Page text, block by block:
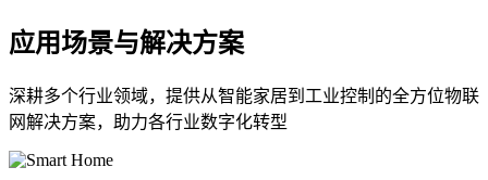
应用场景与解决方案
深耕多个行业领域，提供从智能家居到工业控制的全方位物联
网解决方案，助力各行业数字化转型